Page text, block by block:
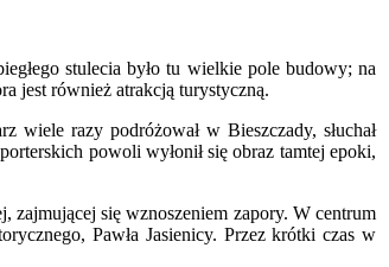
stulecia było tu wielkie pole budowy; na
jest również atrakcją turystyczną.
wiele razy podróżował w Bieszczady, słuchał
powoli wyłonił się obraz tamtej epoki,
zajmującej się wznoszeniem zapory. W centrum
Pawła Jasienicy. Przez krótki czas w